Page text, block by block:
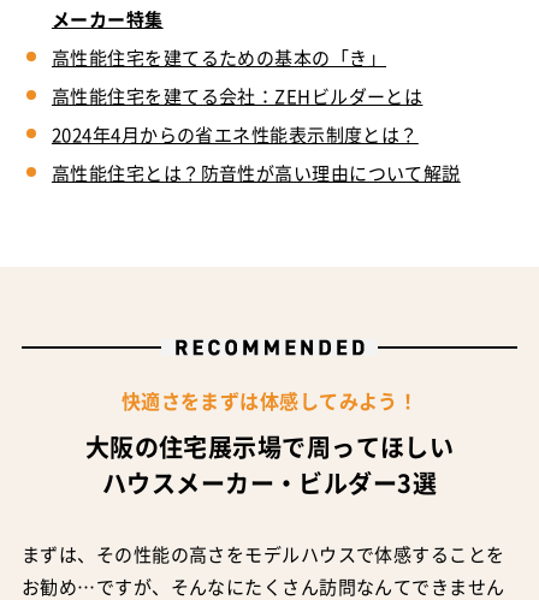
メーカー特集
高性能住宅を建てるための基本の「き」
高性能住宅を建てる会社：ZEHビルダーとは
2024年4月からの省エネ性能表示制度とは？
高性能住宅とは？防音性が高い理由について解説
快適さをまずは体感してみよう！
大阪の住宅展示場で周ってほしい
ハウスメーカー・ビルダー3選
まずは、その性能の高さをモデルハウスで体感することを
お勧め…ですが、そんなにたくさん訪問なんてできません